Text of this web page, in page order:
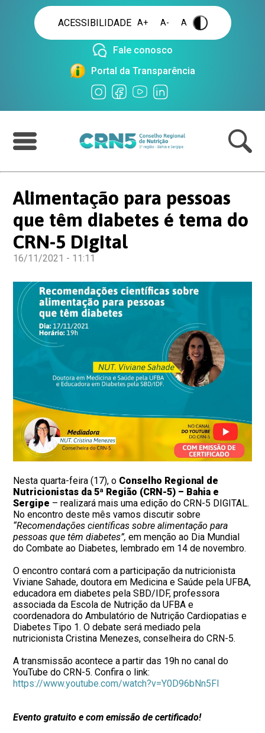
ACESSIBILIDADE A+ A- A .
Fale conosco
Portal da Transparência
Alimentação para pessoas
que têm diabetes é tema do
CRN-5 Digital
16/11/2021 - 11:11
Nesta quarta-feira (17), o Conselho Regional de
Nutricionistas da 5ª Região (CRN-5) – Bahia e
Sergipe – realizará mais uma edição do CRN-5 DIGITAL.
No encontro deste mês vamos discutir sobre
“Recomendações científicas sobre alimentação para
pessoas que têm diabetes”, em menção ao Dia Mundial
do Combate ao Diabetes, lembrado em 14 de novembro.
O encontro contará com a participação da nutricionista
Viviane Sahade, doutora em Medicina e Saúde pela UFBA,
educadora em diabetes pela SBD/IDF, professora
associada da Escola de Nutrição da UFBA e
coordenadora do Ambulatório de Nutrição Cardiopatias e
Diabetes Tipo 1. O debate será mediado pela
nutricionista Cristina Menezes, conselheira do CRN-5.
A transmissão acontece a partir das 19h no canal do
YouTube do CRN-5. Confira o link:
https://www.youtube.com/watch?v=Y0D96bNn5FI
Evento gratuito e com emissão de certificado!